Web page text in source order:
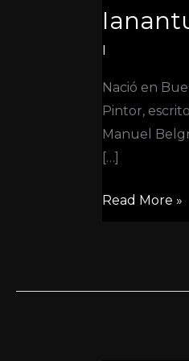
Nació en
Pintor,
Manuel
[…]
Rafael
(1912-
Read More »